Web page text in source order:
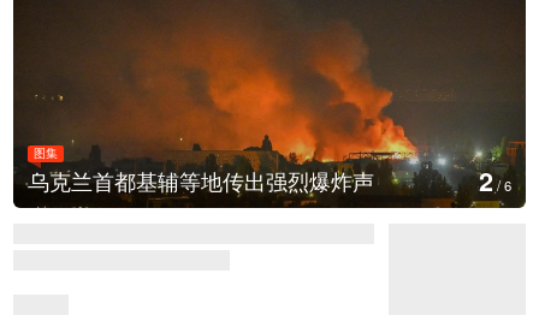
图集
美国：肯尼迪宣布医疗改革新举措3/6